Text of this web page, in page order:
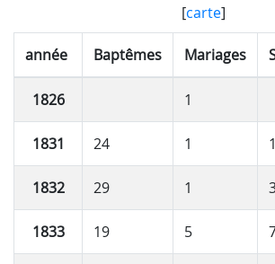
[carte]
année Baptêmes Mariages
1826 1
1831 24 1 1
1832 29 1
1833 19 5